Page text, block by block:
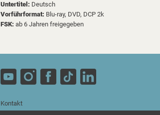
Untertitel: Deutsch
Vorführformat: Blu-ray, DVD, DCP 2k
FSK: ab 6 Jahren freigegeben
Kontakt